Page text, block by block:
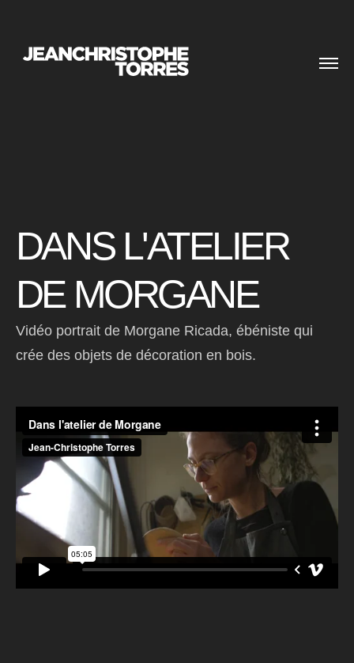
DANS L'ATELIER
DE MORGANE
Vidéo portrait de Morgane Ricada, ébéniste qui
crée des objets de décoration en bois.